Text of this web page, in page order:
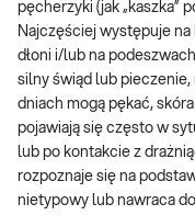
pęcherzyki (jak „kaszka”
Najczęściej występuje
dłoni i/lub na
silny świąd lub pieczenie,
dniach mogą pękać,
pojawiają się często w
lub po kontakcie z
rozpoznaje się na
nietypowy lub nawraca